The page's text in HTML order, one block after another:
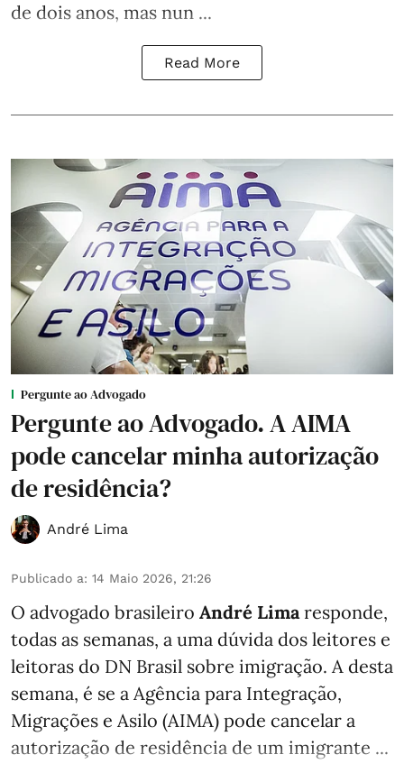
de dois anos, mas nun ...
Read More
Pergunte ao Advogado
Pergunte ao Advogado. A AIMA
pode cancelar minha autorização
de residência?
André Lima
Publicado a: 14 Maio 2026, 21:26
O advogado brasileiro André Lima responde,
todas as semanas, a uma dúvida dos leitores e
leitoras do DN Brasil sobre imigração. A desta
semana, é se a Agência para Integração,
Migrações e Asilo (AIMA) pode cancelar a
autorização de residência de um imigrante ...